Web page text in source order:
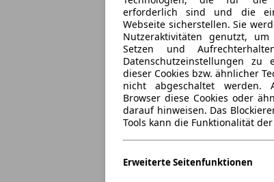
erforderlich sind und die
Webseite sicherstellen. Sie
Nutzeraktivitäten genutzt,
Setzen und
Datenschutzeinstellungen zu
dieser Cookies bzw. ähnlicher
nicht abgeschaltet werden.
Browser diese Cookies oder
darauf hinweisen. Das
Tools kann die Funktionalität
Erweiterte Seitenfunktionen